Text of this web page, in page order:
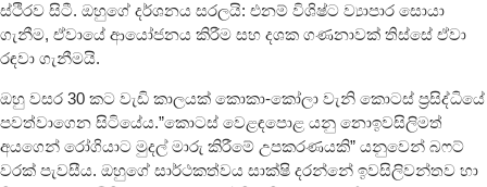
ස්ථිරව සිටී. ඔහුගේ දර්ශනය සරලයි: එනම් විශිෂ්ට ව්‍යාපාර සොයා
ගැනීම, ඒවායේ ආයෝජනය කිරීම සහ දශක ගණනාවක් තිස්සේ ඒවා
රඳවා ගැනීම‍යි.
ඔහු වසර 30 කට වැඩි කාලයක් කොකා-කෝලා වැනි කොටස් ප්‍රසිද්ධියේ
පවත්වාගෙන සිටියේය.”කොටස් වෙළඳපොළ යනු නොඉවසිලිමත්
අයගෙන් රෝගියාට මුදල් මාරු කිරීමේ උපකරණයකි” යනුවෙන් බෆට්
වරක් පැවසීය. ඔහුගේ සාර්ථකත්වය සාක්ෂි දරන්නේ ඉවසිලිවන්තව හා